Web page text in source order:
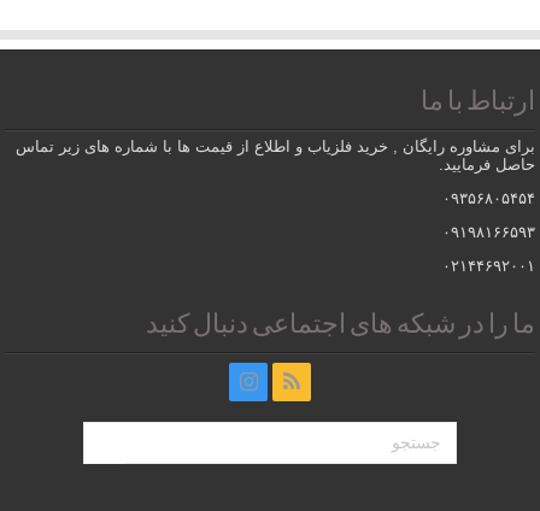
ارتباط با ما
برای مشاوره رایگان , خرید فلزیاب و اطلاع از قیمت ها با شماره های زیر تماس
حاصل فرمایید.
۰۹۳۵۶۸۰۵۴۵۴
۰۹۱۹۸۱۶۶۵۹۳
۰۲۱۴۴۶۹۲۰۰۱
ما را در شبکه های اجتماعی دنبال کنید